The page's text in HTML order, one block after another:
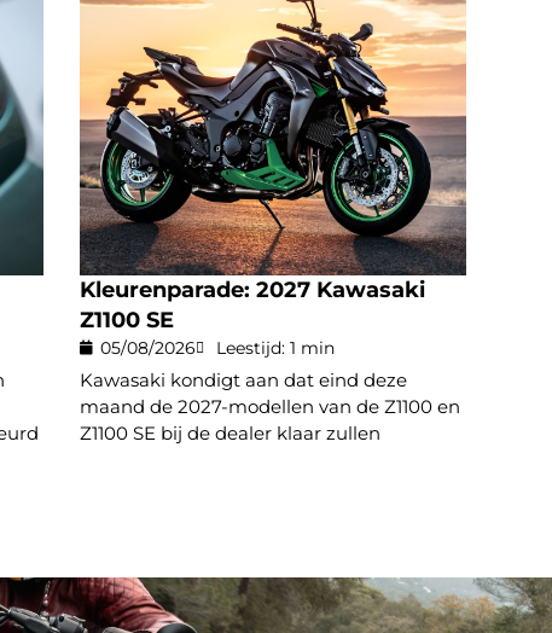
Kleurenparade: 2027 Kawasaki
Z1100 SE
05/08/2026 Leestijd: 1 min
Kawasaki kondigt aan dat eind deze
maand de 2027-modellen van de Z1100 en
Z1100 SE bij de dealer klaar zullen